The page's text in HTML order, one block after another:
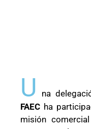
U
na
FAEC ha
misión